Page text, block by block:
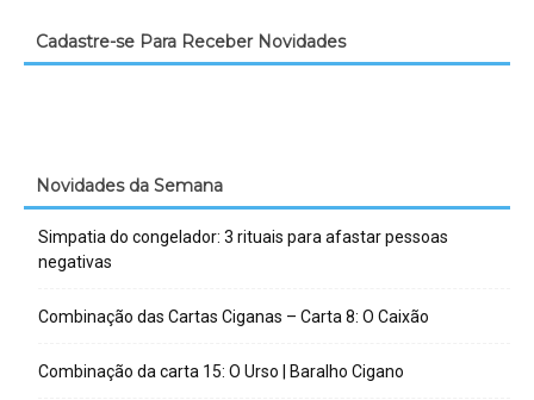
Cadastre-se Para Receber Novidades
Novidades da Semana
Simpatia do congelador: 3 rituais para afastar pessoas
negativas
Combinação das Cartas Ciganas – Carta 8: O Caixão
Combinação da carta 15: O Urso | Baralho Cigano